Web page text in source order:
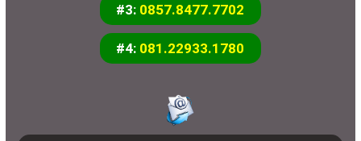
#3: 0857.8477.7702
#4: 081.22933.1780